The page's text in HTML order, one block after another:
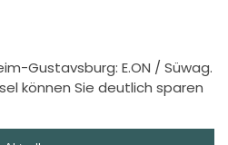
Gustavsburg: E.ON / Süwag.
können Sie deutlich sparen